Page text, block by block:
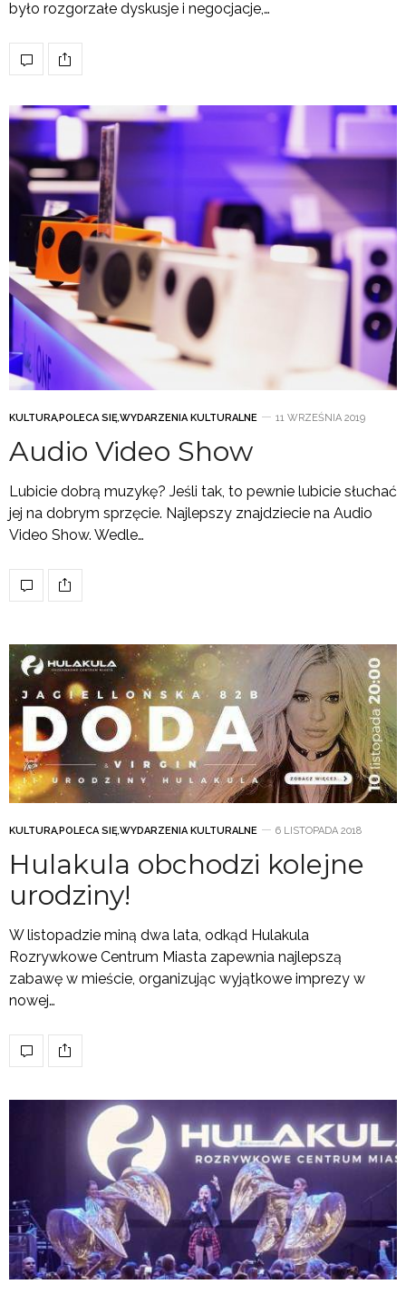
było rozgorzałe dyskusje i negocjacje,…
KULTURA,POLECA SIĘ,WYDARZENIA KULTURALNE 11 WRZEŚNIA 2019
Audio Video Show
Lubicie dobrą muzykę? Jeśli tak, to pewnie lubicie słuchać
jej na dobrym sprzęcie. Najlepszy znajdziecie na Audio
Video Show. Wedle…
KULTURA,POLECA SIĘ,WYDARZENIA KULTURALNE 6 LISTOPADA 2018
Hulakula obchodzi kolejne
urodziny!
W listopadzie miną dwa lata, odkąd Hulakula
Rozrywkowe Centrum Miasta zapewnia najlepszą
zabawę w mieście, organizując wyjątkowe imprezy w
nowej…